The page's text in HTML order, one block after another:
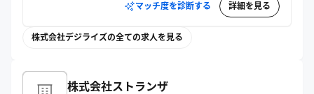
マッチ度を診断する 詳細を見る
株式会社デジライズの全ての求人を見る
株式会社ストランザ